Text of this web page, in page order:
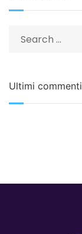
Ultimi commenti